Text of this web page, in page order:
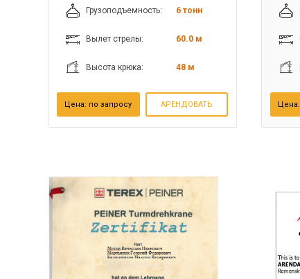
Грузоподъемность: 6 тонн
Вылет стрелы: 60.0 м
Высота крюка: 48 м
Цена: по запросу АРЕНДОВАТЬ Цена: